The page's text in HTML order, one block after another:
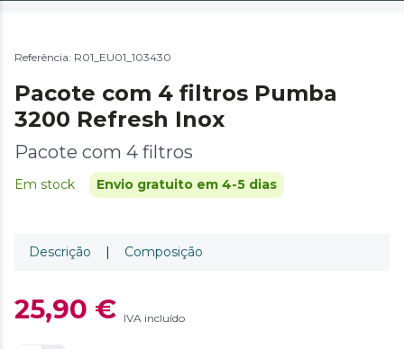
Referência: R01_EU01_103430
Pacote com 4 filtros Pumba
3200 Refresh Inox
Pacote com 4 filtros
Em stock Envio gratuito em 4-5 dias
Descrição | Composição
25,90 € IVA incluído